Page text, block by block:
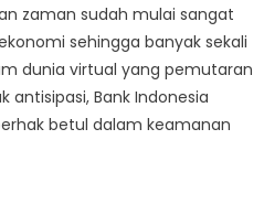
zaman sudah mulai sangat
sehingga banyak sekali
dunia virtual yang pemutaran
antisipasi, Bank Indonesia
betul dalam keamanan